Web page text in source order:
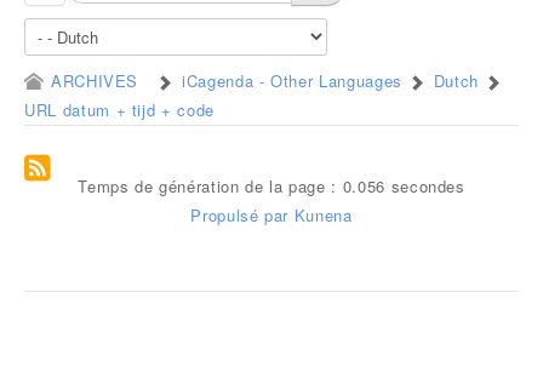
ARCHIVES iCagenda - Other Languages
Dutch
URL datum + tijd + code
Temps de génération de la page : 0.056 secondes
Propulsé par Kunena